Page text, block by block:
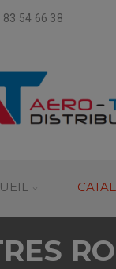
83 54 66 38